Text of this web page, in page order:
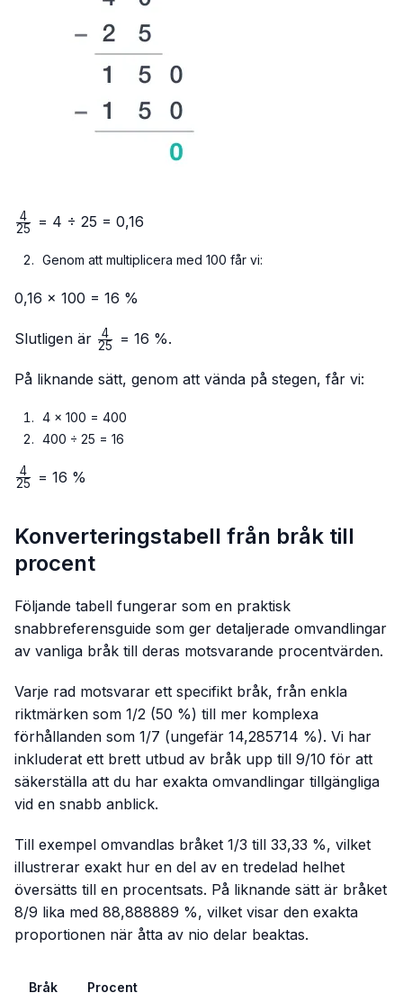
\frac{4}
25
4 = 4 ÷ 25 = 0,16
Genom att multiplicera med 100 får vi:
0,16 × 100 = 16 %
Slutligen är \frac{4}
25
4 = 16 %.
På liknande sätt, genom att vända på stegen, får vi:
4 × 100 = 400
400 ÷ 25 = 16
\frac{4}
25
4 = 16 %
Konverteringstabell från bråk till
procent
Följande tabell fungerar som en praktisk
snabbreferensguide som ger detaljerade omvandlingar
av vanliga bråk till deras motsvarande procentvärden.
Varje rad motsvarar ett specifikt bråk, från enkla
riktmärken som 1/2 (50 %) till mer komplexa
förhållanden som 1/7 (ungefär 14,285714 %). Vi har
inkluderat ett brett utbud av bråk upp till 9/10 för att
säkerställa att du har exakta omvandlingar tillgängliga
vid en snabb anblick.
Till exempel omvandlas bråket 1/3 till 33,33 %, vilket
illustrerar exakt hur en del av en tredelad helhet
översätts till en procentsats. På liknande sätt är bråket
8/9 lika med 88,888889 %, vilket visar den exakta
proportionen när åtta av nio delar beaktas.
Bråk Procent